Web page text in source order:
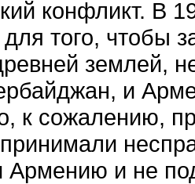
конфликт. В
того, чтобы
землей,
и
к со­жалению,
принимали
Арме­нию и не